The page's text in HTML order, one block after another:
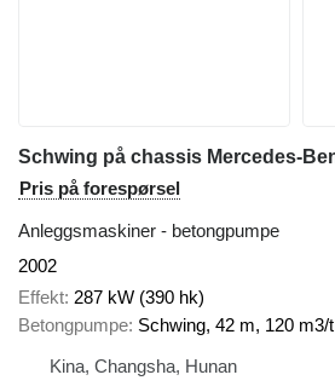
Pris på forespørsel
Anleggsmaskiner - betongpumpe
2002
Effekt 287 kW (390 hk)
Betongpumpe Schwing, 42 m, 120 m3/t
Kina, Changsha, Hunan